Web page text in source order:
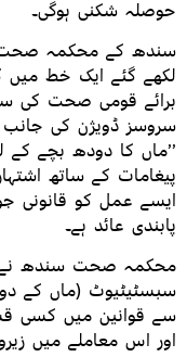
حوصلہ شکنی ہوگی۔
سندھ کے محکمہ صحت
لکھے گئے ایک خط میں
برائے قومی صحت کی
سروسز ڈویژن کی
’’ماں کا دودھ بچے کے
پیغامات کے ساتھ
ایسے عمل کو قانونی
پابندی عائد ہے۔
محکمہ صحت سندھ نے
سبسٹیٹیوٹ (ماں کے
سے قوانین میں کسی
اور اس معاملے میں